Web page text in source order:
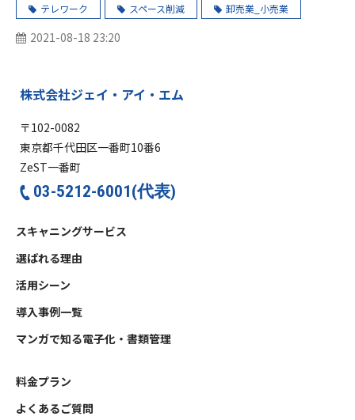
テレワーク
スペース削減 卸売業_小売業
2021-08-18 23:20
株式会社ジェイ・アイ・エム
〒102-0082
東京都千代田区一番町10番6
ZeST一番町
03-5212-6001(代表)
スキャニングサービス
選ばれる理由
活用シーン
導入事例一覧
マンガで知る電子化・書類管理
料金プラン
よくあるご質問